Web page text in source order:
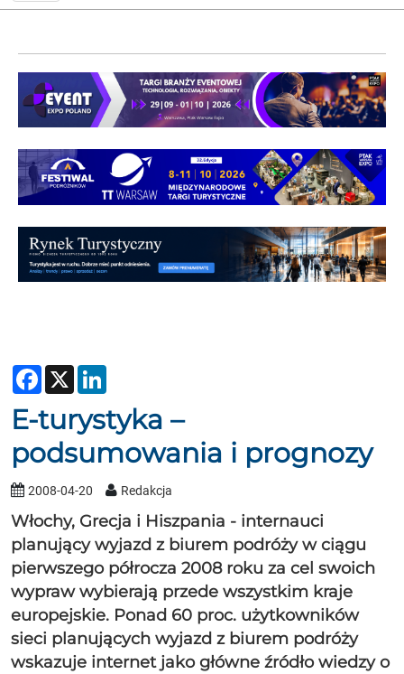
Facebook
X
E-turystyka –
podsumowania i prognozy
2008-04-20 Redakcja
Włochy, Grecja i Hiszpania - internauci
planujący wyjazd z biurem podróży w ciągu
pierwszego półrocza 2008 roku za cel swoich
wypraw wybierają przede wszystkim kraje
europejskie. Ponad 60 proc. użytkowników
sieci planujących wyjazd z biurem podróży
wskazuje internet jako główne źródło wiedzy o